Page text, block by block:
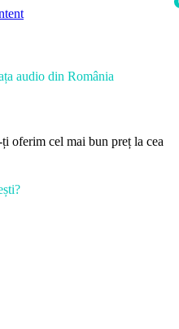
audio din România
oferim cel mai bun preț la cea